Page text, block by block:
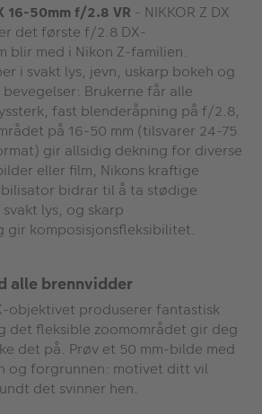
16-50mm f/2.8 VR - NIKKOR Z DX
det første f/2.8 DX-
blir med i Nikon Z-familien.
i svakt lys, jevn, uskarp bokeh og
Brukerne får alle
fast blenderåpning på f/2.8,
på 16-50 mm (tilsvarer 24-75
gir allsidig dekning for diverse
eller film, Nikons kraftige
bidrar til å ta stødige
lys, og skarp
komposisjonsfleksibilitet.
alle brennvidder
objektivet produserer fantastisk
det fleksible zoomområdet gir deg
det på. Prøv et 50 mm-bilde med
og forgrunnen: motivet ditt vil
det svinner hen.